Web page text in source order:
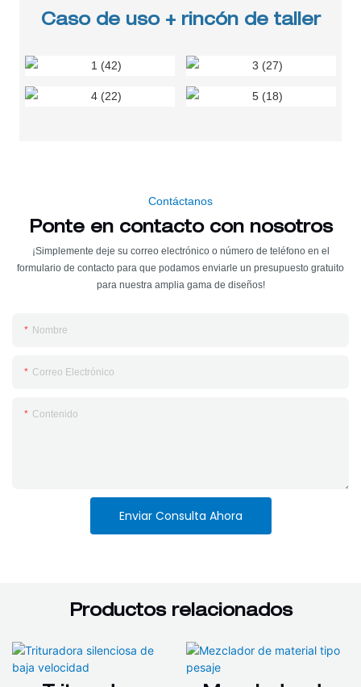
Caso de uso + rincón de taller
Contáctanos
Ponte en contacto con nosotros
¡Simplemente deje su correo electrónico o número de teléfono en el
formulario de contacto para que podamos enviarle un presupuesto gratuito
para nuestra amplia gama de diseños!
Nombre
Correo Electrónico
Contenido
Enviar Consulta Ahora
Productos relacionados